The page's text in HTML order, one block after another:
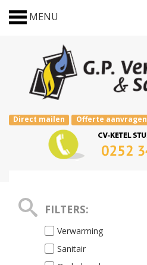
MENU
Direct mailen Offerte aanvragen
FILTERS:
Verwarming
Sanitair